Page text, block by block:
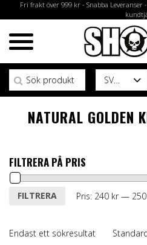
Fri frakt över 999 kr - Snabba
SV
Sök efter:
NATURAL GOLDEN
FILTRERA PÅ PRIS
Min
MaxFILTRERA Pris: 240 kr—
Endast ett sökresultat